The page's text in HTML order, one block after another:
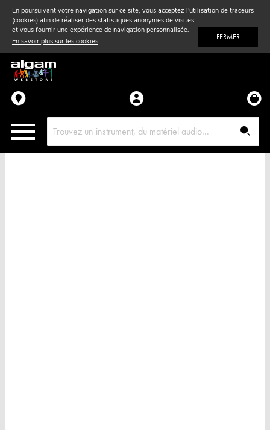
En poursuivant votre navigation sur ce site, vous acceptez l'utilisation de traceurs
(cookies) afin de réaliser des statistiques anonymes de visites
et vous fournir une expérience de navigation personnalisée.
En savoir plus sur les cookies. FERMER
Vent& Violon
Accessoires
Pièces détachées